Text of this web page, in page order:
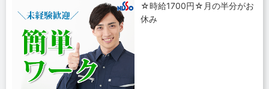
☆時給1700円☆月の半分がお
休み